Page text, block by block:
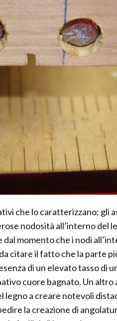
che lo caratterizzano; gli
nodosità all’interno del
momento che i nodi
citare il fatto che la parte
di un elevato tasso di
cuore bagnato. Un
legno a creare notevoli
la creazione di